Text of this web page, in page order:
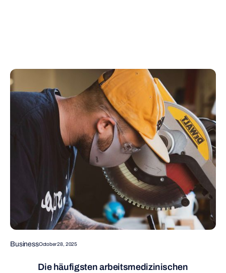
BusinessOctober 28, 2025
Die häufigsten arbeitsmedizinischen